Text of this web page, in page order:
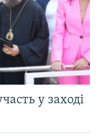
у заході